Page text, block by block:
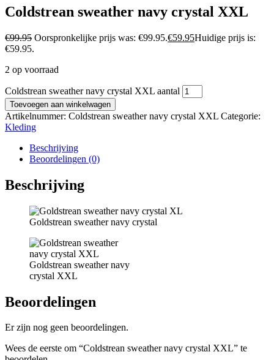
Coldstrean sweather navy crystal XXL
€99.95 Oorspronkelijke prijs was: €99.95.€59.95Huidige prijs is:
€59.95.
2 op voorraad
Coldstrean sweather navy crystal XXL aantal
Toevoegen aan winkelwagen
Artikelnummer: Coldstrean sweather navy crystal XXL Categorie:
Kleding
Beschrijving
Beoordelingen (0)
Beschrijving
Goldstrean sweather navy crystal
Goldstrean sweather navy
crystal XXL
Beoordelingen
Er zijn nog geen beoordelingen.
Wees de eerste om “Coldstrean sweather navy crystal XXL” te